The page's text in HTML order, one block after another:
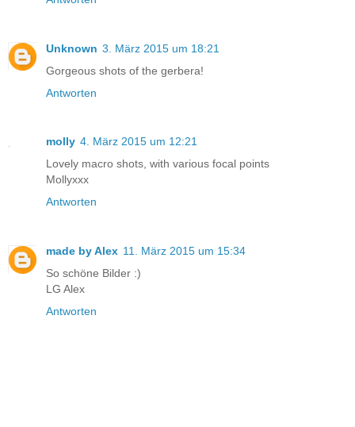
Unknown 3. März 2015 um 18:21
Gorgeous shots of the gerbera!
Antworten
molly 4. März 2015 um 12:21
Lovely macro shots, with various focal points
Mollyxxx
Antworten
made by Alex 11. März 2015 um 15:34
So schöne Bilder :)
LG Alex
Antworten